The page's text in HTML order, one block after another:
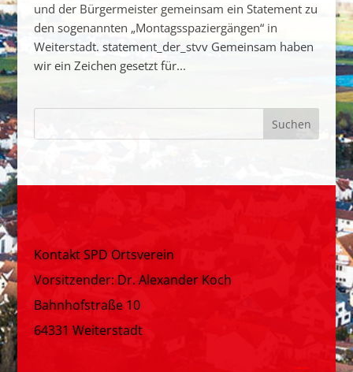
und der Bürgermeister gemeinsam ein Statement zu
den sogenannten „Montagsspaziergängen“ in
Weiterstadt. statement_der_stvv Gemeinsam haben
wir ein Zeichen gesetzt für...
Kontakt SPD Ortsverein
Vorsitzender: Dr. Alexander Koch
Bahnhofstraße 10
64331 Weiterstadt